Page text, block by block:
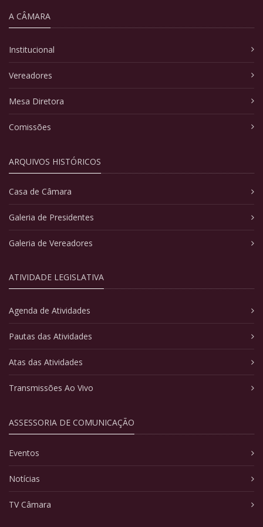
A CÂMARA
Institucional
Vereadores
Mesa Diretora
Comissões
ARQUIVOS HISTÓRICOS
Casa de Câmara
Galeria de Presidentes
Galeria de Vereadores
ATIVIDADE LEGISLATIVA
Agenda de Atividades
Pautas das Atividades
Atas das Atividades
Transmissões Ao Vivo
ASSESSORIA DE COMUNICAÇÃO
Eventos
Notícias
TV Câmara